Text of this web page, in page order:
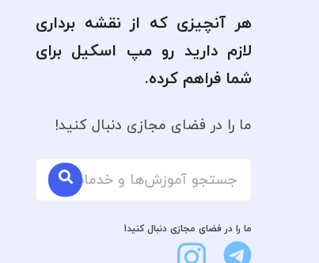
هر آنچیزی که از نقشه برداری
لازم دارید رو مپ اسکیل برای
شما فراهم کرده.
ما را در فضای مجازی دنبال کنید!
ما را در فضای مجازی دنبال کنید1